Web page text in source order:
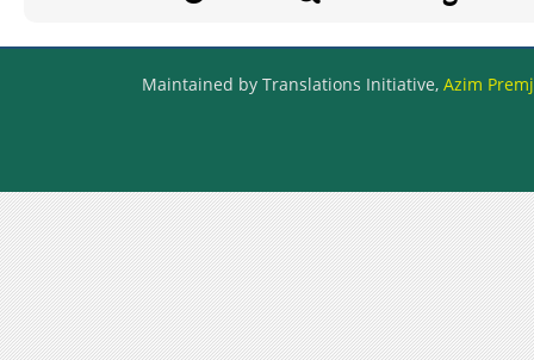
Maintained by Translations Initiative, Azim